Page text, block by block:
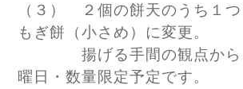
（３） ２個の餅天のうち１つ
もぎ餅（小さめ）に変更。
揚げる手間の観点から
曜日・数量限定予定です。